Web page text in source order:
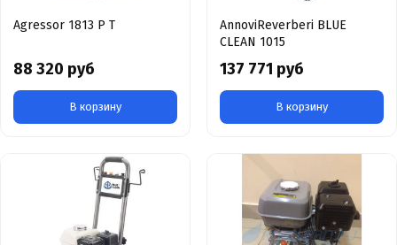
Agressor 1813 P T
88 320 руб
В корзину
AnnoviReverberi BLUE
CLEAN 1015
137 771 руб
В корзину